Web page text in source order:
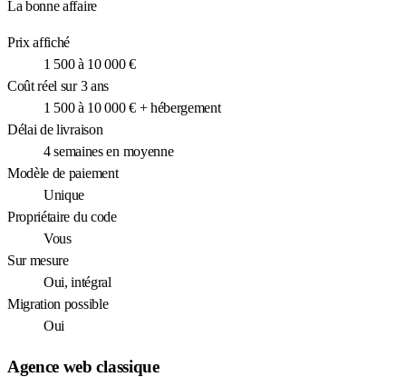
La bonne affaire
Prix affiché
1 500 à 10 000 €
Coût réel sur 3 ans
1 500 à 10 000 € + hébergement
Délai de livraison
4 semaines en moyenne
Modèle de paiement
Unique
Propriétaire du code
Vous
Sur mesure
Oui, intégral
Migration possible
Oui
Agence web classique